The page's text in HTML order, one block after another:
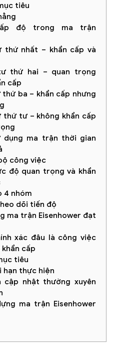
tiêu
độ trong ma trận
thứ nhất – khẩn cấp và
thứ hai – quan trọng
cấp
ba – khẩn cấp nhưng
thứ tư – không khẩn cấp
dụng ma trận thời gian
công việc
độ quan trọng và khẩn
4 nhóm
dõi tiến độ
ma trận Eisenhower đạt
xác đâu là công việc
cấp
tiêu
hạn thực hiện
cập nhật thường xuyên
ma trận Eisenhower